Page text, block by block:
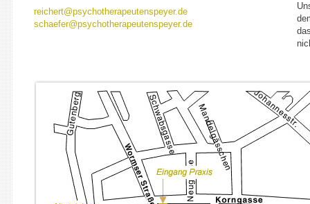
reichert@psychotherapeutenspeyer.de
schaefer@psychotherapeutenspeyer.de